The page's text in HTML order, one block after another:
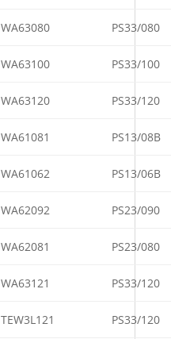
WA63080 PS33/080
WA63100 PS33/100
WA63120 PS33/120
WA61081 PS13/08B
WA61062 PS13/06B
WA62092 PS23/090
WA62081 PS23/080
WA63121 PS33/120
TEW3L121 PS33/120